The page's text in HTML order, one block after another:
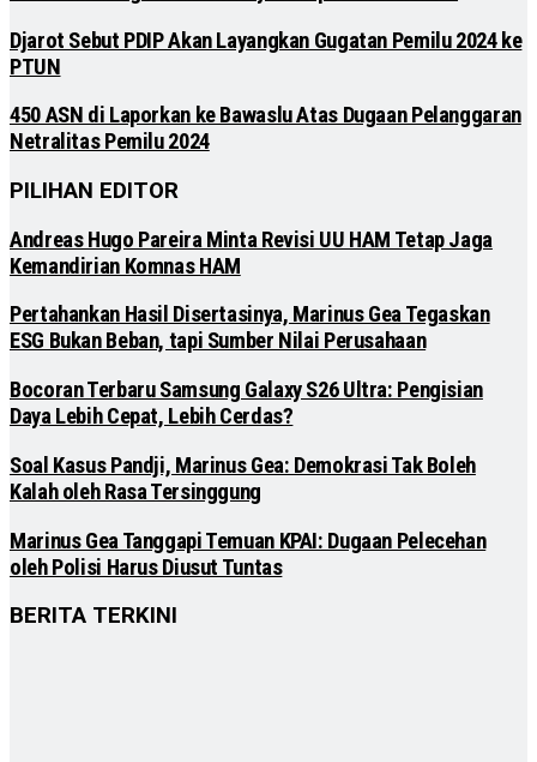
Djarot Sebut PDIP Akan Layangkan Gugatan Pemilu 2024 ke
PTUN
450 ASN di Laporkan ke Bawaslu Atas Dugaan Pelanggaran
Netralitas Pemilu 2024
PILIHAN EDITOR
Andreas Hugo Pareira Minta Revisi UU HAM Tetap Jaga
Kemandirian Komnas HAM
Pertahankan Hasil Disertasinya, Marinus Gea Tegaskan
ESG Bukan Beban, tapi Sumber Nilai Perusahaan
Bocoran Terbaru Samsung Galaxy S26 Ultra: Pengisian
Daya Lebih Cepat, Lebih Cerdas?
Soal Kasus Pandji, Marinus Gea: Demokrasi Tak Boleh
Kalah oleh Rasa Tersinggung
Marinus Gea Tanggapi Temuan KPAI: Dugaan Pelecehan
oleh Polisi Harus Diusut Tuntas
BERITA TERKINI